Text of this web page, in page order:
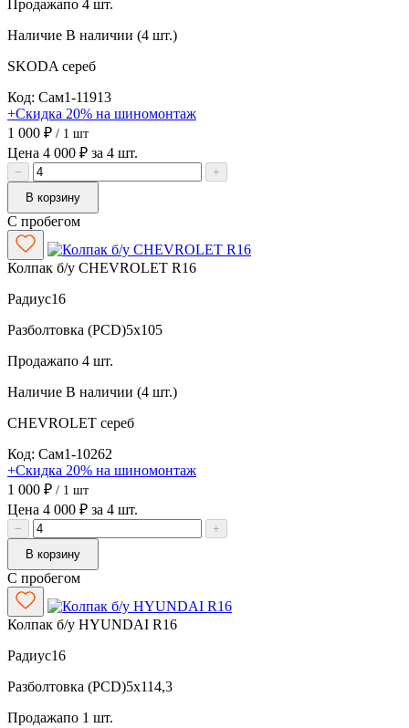
Продажапо 4 шт.
Наличие В наличии (4 шт.)
SKODA сереб
Код: Сам1-11913
+Скидка 20% на шиномонтаж
1 000 ₽ / 1 шт
Цена 4 000 ₽ за 4 шт.
−
+
В корзину
С пробегом
Колпак б/у CHEVROLET R16
Радиус16
Разболтовка (PCD)5x105
Продажапо 4 шт.
Наличие В наличии (4 шт.)
CHEVROLET сереб
Код: Сам1-10262
+Скидка 20% на шиномонтаж
1 000 ₽ / 1 шт
Цена 4 000 ₽ за 4 шт.
−
+
В корзину
С пробегом
Колпак б/у HYUNDAI R16
Радиус16
Разболтовка (PCD)5x114,3
Продажапо 1 шт.